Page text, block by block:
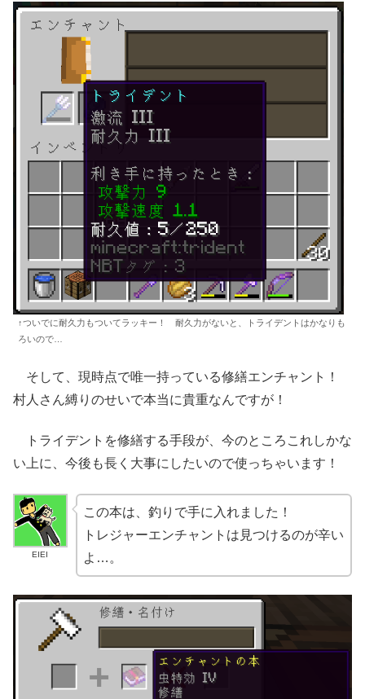
↑ついでに耐久力もついてラッキー！ 耐久力がないと、トライデントはかなりも
ろいので…
そして、現時点で唯一持っている修繕エンチャント！
村人さん縛りのせいで本当に貴重なんですが！
トライデントを修繕する手段が、今のところこれしかな
い上に、今後も長く大事にしたいので使っちゃいます！
EIEI
この本は、釣りで手に入れました！
トレジャーエンチャントは見つけるのが辛い
よ…。